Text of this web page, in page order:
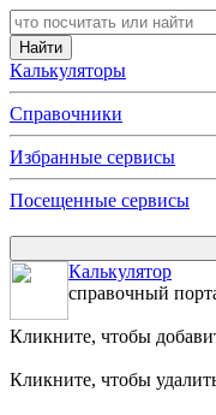
Калькуляторы
Справочники
Избранные сервисы
Посещенные сервисы
Калькулятор
справочный
Кликните, чтобы
Кликните, чтобы